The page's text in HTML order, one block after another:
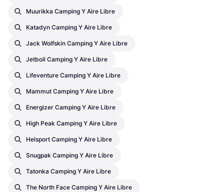
Muurikka Camping Y Aire Libre
Katadyn Camping Y Aire Libre
Jack Wolfskin Camping Y Aire Libre
Jetboil Camping Y Aire Libre
Lifeventure Camping Y Aire Libre
Mammut Camping Y Aire Libre
Energizer Camping Y Aire Libre
High Peak Camping Y Aire Libre
Helsport Camping Y Aire Libre
Snugpak Camping Y Aire Libre
Tatonka Camping Y Aire Libre
The North Face Camping Y Aire Libre